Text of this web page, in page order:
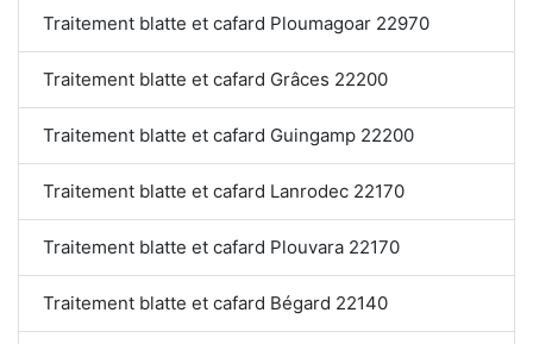
Traitement blatte et cafard Ploumagoar 22970
Traitement blatte et cafard Grâces 22200
Traitement blatte et cafard Guingamp 22200
Traitement blatte et cafard Lanrodec 22170
Traitement blatte et cafard Plouvara 22170
Traitement blatte et cafard Bégard 22140